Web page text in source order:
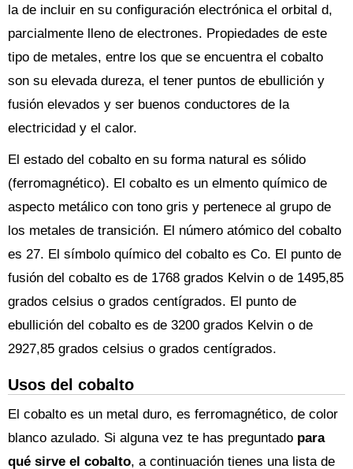
la de incluir en su configuración electrónica el orbital d,
parcialmente lleno de electrones. Propiedades de este
tipo de metales, entre los que se encuentra el cobalto
son su elevada dureza, el tener puntos de ebullición y
fusión elevados y ser buenos conductores de la
electricidad y el calor.
El estado del cobalto en su forma natural es sólido
(ferromagnético). El cobalto es un elmento químico de
aspecto metálico con tono gris y pertenece al grupo de
los metales de transición. El número atómico del cobalto
es 27. El símbolo químico del cobalto es Co. El punto de
fusión del cobalto es de 1768 grados Kelvin o de 1495,85
grados celsius o grados centígrados. El punto de
ebullición del cobalto es de 3200 grados Kelvin o de
2927,85 grados celsius o grados centígrados.
Usos del cobalto
El cobalto es un metal duro, es ferromagnético, de color
blanco azulado. Si alguna vez te has preguntado para
qué sirve el cobalto, a continuación tienes una lista de